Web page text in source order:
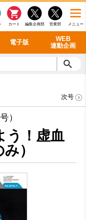
メニュー
営業部
編集企画部
カート
電子版
WEB
連動企画
看護・介護
シリーズ一覧
バックナンバー
次号
）
う！虚血
）